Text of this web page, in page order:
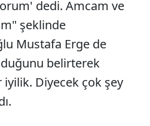
dedi. Amcam ve
şeklinde
Mustafa Erge de
belirterek
iyilik. Diyecek çok şey